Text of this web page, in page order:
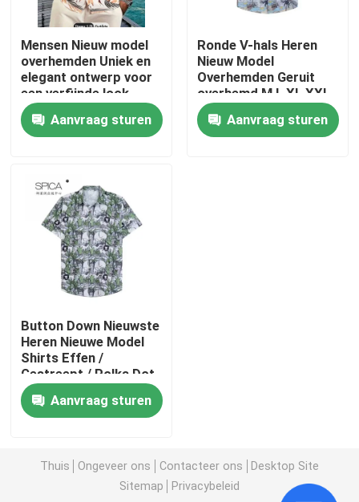
Huis
Producten
Video's
Ongeveer ons
Fabrieksreis
Kwaliteitscontrole
Contacteer ons
Verzoek om een Citaat
Primaire kinderkleding
Mensen Nieuw model
overhemden Uniek en
elegant ontwerp voor
een verfijnde look
Aanvraag sturen
Ronde V-hals Heren
Nieuw Model
Overhemden Geruit
overhemd M L XL XXL
Aanvraag sturen
Button Down Nieuwste
Heren Nieuwe Model
Shirts Effen /
Gestreept / Polka Dot
Aanvraag sturen
Thuis Ongeveer ons Contacteer ons
Desktop Site
Sitemap
Privacybeleid